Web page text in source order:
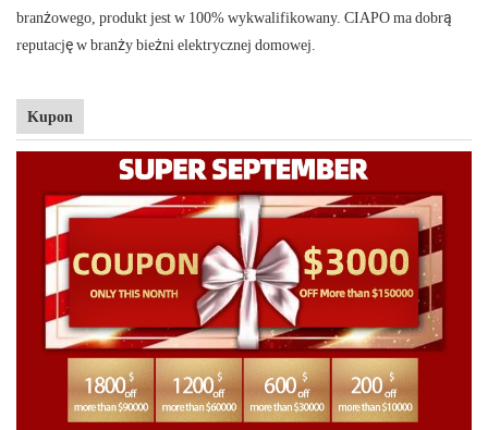
branżowego, produkt jest w 100% wykwalifikowany. CIAPO ma dobrą
reputację w branży bieżni elektrycznej domowej.
Kupon